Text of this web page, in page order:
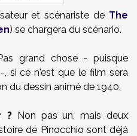
et scénariste de The
) se chargera du scénario.
grand chose - puisque
si ce n'est que le film sera
du dessin animé de 1940.
? Non pas un, mais deux
de Pinocchio sont déjà